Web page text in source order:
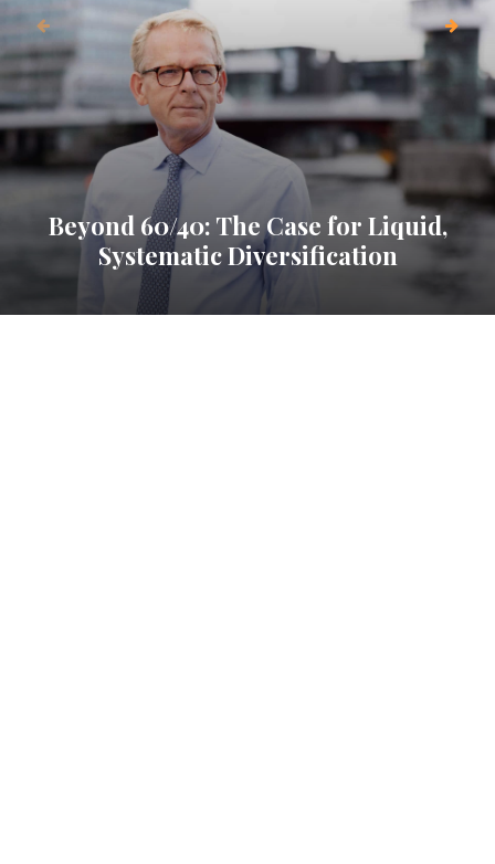
Beyond 60/40: The Case for Liquid,
Systematic Diversification